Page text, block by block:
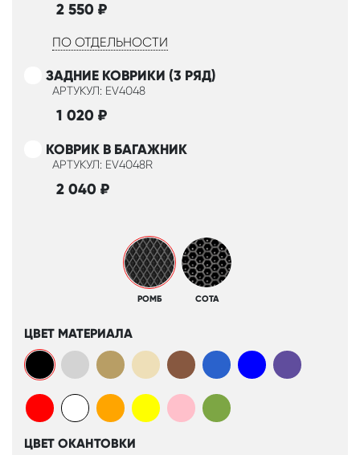
2 550 ₽
ПО ОТДЕЛЬНОСТИ
ЗАДНИЕ КОВРИКИ (3 РЯД)
АРТУКУЛ: EV4048
1 020 ₽
КОВРИК В БАГАЖНИК
АРТУКУЛ: EV4048R
2 040 ₽
РОМБ СОТА
ЦВЕТ МАТЕРИАЛА
ЦВЕТ ОКАНТОВКИ